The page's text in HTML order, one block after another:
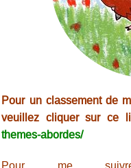
Pour un classement de
veuillez cliquer sur ce
themes-abordes/
Pour me